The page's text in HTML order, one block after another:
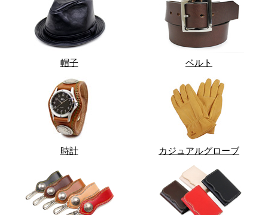
帽子 ベルト
時計 カジュアルグローブ